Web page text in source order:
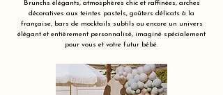
Brunchs élégants, atmosphères chic et raffinées, arches
décoratives aux teintes pastels, goûters délicats à la
française, bars de mocktails subtils ou encore un univers
élégant et entièrement personnalisé, imaginé spécialement
pour vous et votre futur bébé.